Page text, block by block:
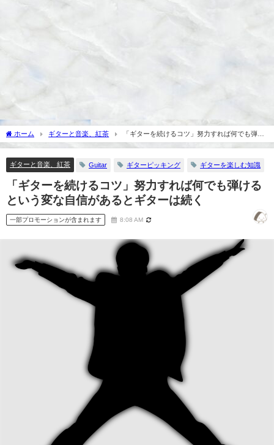
ホーム ギターと音楽、紅茶
「ギターを続けるコツ」努力すれば何でも弾け
るという変な自信があるとギターは続く
ギターと音楽、紅茶 Guitar ギターピッキング ギターを楽しむ知識
「ギターを続けるコツ」努力すれば何でも弾ける
という変な自信があるとギターは続く
一部プロモーションが含まれます 8:08 AM